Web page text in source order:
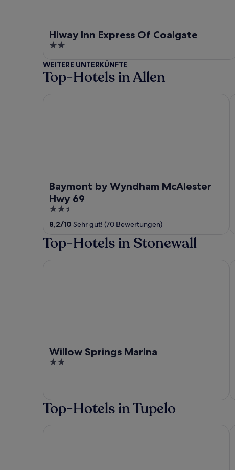
Hiway Inn Express Of Coalgate
2
of
5
WEITERE UNTERKÜNFTE
Top-Hotels in Allen
Baymont by Wyndham McAlester
Hwy 69
2.5
out
of
5
8,2/10 Sehr gut! (70 Bewertungen)
Top-Hotels in Stonewall
Willow Springs Marina
2
Top-Hotels in Tupelo